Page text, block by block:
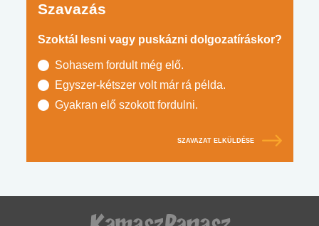
Szavazás
Szoktál lesni vagy puskázni dolgozatíráskor?
Sohasem fordult még elő.
Egyszer-kétszer volt már rá példa.
Gyakran elő szokott fordulni.
SZAVAZAT ELKÜLDÉSE